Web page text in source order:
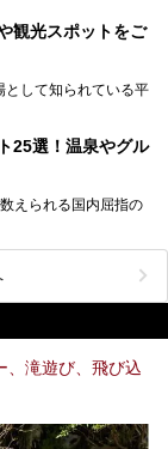
。
観光、買い物と、さ
ていきます！
観光スポットをご
として知られている平
せています。そこで
すすめの温泉施設を紹
してみてください。
25選！温泉やグル
えられる国内屈指の
所にも足を伸ばしたり
すすめの観光スポット
ルコースもご提案。
す！
、滝遊び、飛び込